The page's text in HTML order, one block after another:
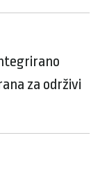
za održivi